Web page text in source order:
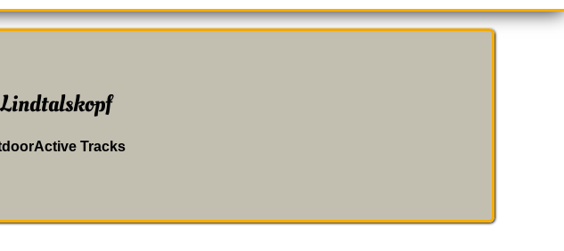
Gefallen Dir Hoko's Webseiten ? Bitte benutze
Tracks